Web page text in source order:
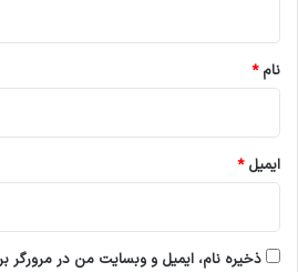
نام*
ایمیل*
ذخیره نام، ایمیل و وبسایت من در مرورگر